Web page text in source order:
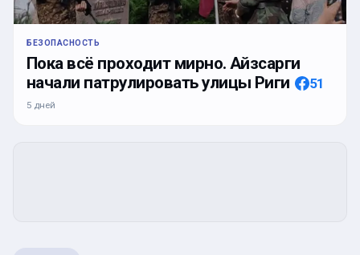
БЕЗОПАСНОСТЬ
Пока всё проходит мирно. Айзсарги
начали патрулировать улицы Риги
51
5 дней